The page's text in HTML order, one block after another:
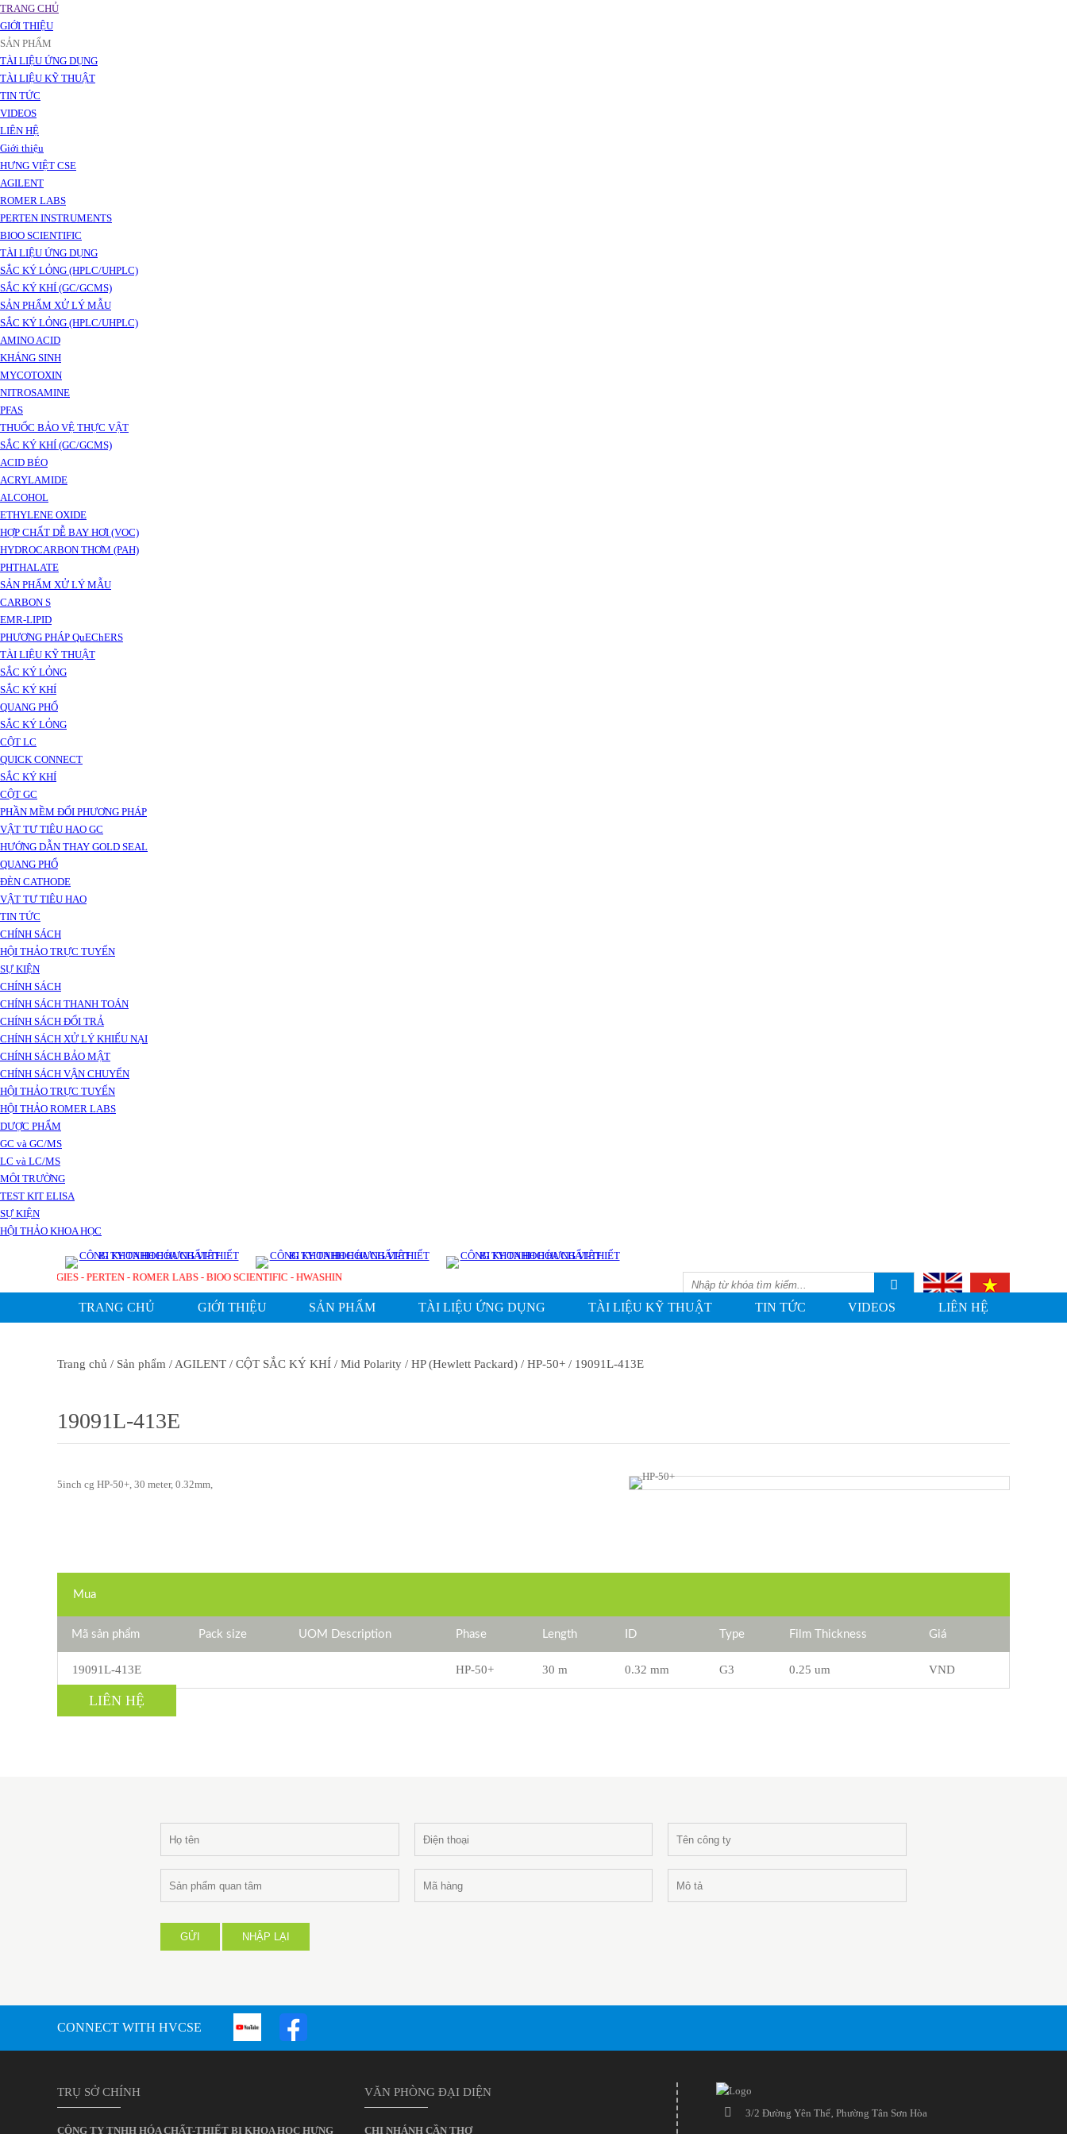
TRANG CHỦ
GIỚI THIỆU
SẢN PHẨM
TÀI LIỆU ỨNG DỤNG
TÀI LIỆU KỸ THUẬT
TIN TỨC
VIDEOS
LIÊN HỆ
Giới thiệu
HƯNG VIỆT CSE
AGILENT
ROMER LABS
PERTEN INSTRUMENTS
BIOO SCIENTIFIC
TÀI LIỆU ỨNG DỤNG
SẮC KÝ LỎNG (HPLC/UHPLC)
SẮC KÝ KHÍ (GC/GCMS)
SẢN PHẨM XỬ LÝ MẪU
SẮC KÝ LỎNG (HPLC/UHPLC)
AMINO ACID
KHÁNG SINH
MYCOTOXIN
NITROSAMINE
PFAS
THUỐC BẢO VỆ THỰC VẬT
SẮC KÝ KHÍ (GC/GCMS)
ACID BÉO
ACRYLAMIDE
ALCOHOL
ETHYLENE OXIDE
HỢP CHẤT DỄ BAY HƠI (VOC)
HYDROCARBON THƠM (PAH)
PHTHALATE
SẢN PHẨM XỬ LÝ MẪU
CARBON S
EMR-LIPID
PHƯƠNG PHÁP QuEChERS
TÀI LIỆU KỸ THUẬT
SẮC KÝ LỎNG
SẮC KÝ KHÍ
QUANG PHỔ
SẮC KÝ LỎNG
CỘT LC
QUICK CONNECT
SẮC KÝ KHÍ
CỘT GC
PHẦN MỀM ĐỔI PHƯƠNG PHÁP
VẬT TƯ TIÊU HAO GC
HƯỚNG DẪN THAY GOLD SEAL
QUANG PHỔ
ĐÈN CATHODE
VẬT TƯ TIÊU HAO
TIN TỨC
CHÍNH SÁCH
HỘI THẢO TRỰC TUYẾN
SỰ KIỆN
CHÍNH SÁCH
CHÍNH SÁCH THANH TOÁN
CHÍNH SÁCH ĐỔI TRẢ
CHÍNH SÁCH XỬ LÝ KHIẾU NẠI
CHÍNH SÁCH BẢO MẬT
CHÍNH SÁCH VẬN CHUYỂN
HỘI THẢO TRỰC TUYẾN
HỘI THẢO ROMER LABS
DƯỢC PHẨM
GC và GC/MS
LC và LC/MS
MÔI TRƯỜNG
TEST KIT ELISA
SỰ KIỆN
HỘI THẢO KHOA HỌC
TECHNOLOGIES - PERTEN - ROMER LABS - BIOO SCIENTIFIC - HWASHIN
TRANG CHỦ GIỚI THIỆU SẢN PHẨM TÀI LIỆU ỨNG DỤNG TÀI LIỆU KỸ THUẬT TIN TỨC VIDEOS LIÊN HỆ
Trang chủ / Sản phẩm / AGILENT / CỘT SẮC KÝ KHÍ / Mid Polarity / HP (Hewlett Packard) / HP-50+ / 19091L-413E
19091L-413E
5inch cg HP-50+, 30 meter, 0.32mm,
Mua
Mã sản phẩm Pack size UOM Description Phase Length ID Type Film Thickness Giá
19091L-413E HP-50+ 30 m 0.32 mm G3 0.25 um VND
LIÊN HỆ
GỬI NHẬP LẠI
CONNECT WITH HVCSE
TRỤ SỞ CHÍNH
CÔNG TY TNHH HÓA CHẤT-THIẾT BỊ KHOA HỌC HƯNG
VĂN PHÒNG ĐẠI DIỆN
CHI NHÁNH CẦN THƠ
3/2 Đường Yên Thế‚ Phường Tân Sơn Hòa